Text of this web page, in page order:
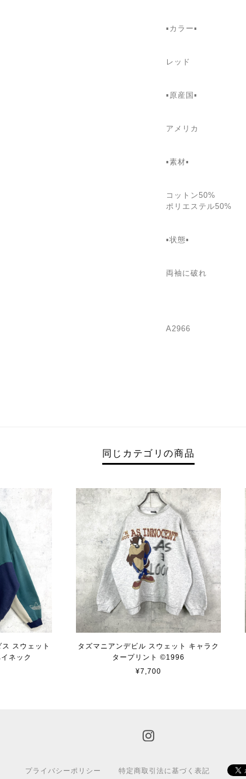
▪️カラー▪️
レッド
▪️原産国▪️
アメリカ
▪️素材▪️
コットン50%
ポリエステル50%
▪️状態▪️
両袖に破れ
A2966
同じカテゴリの商品
スウェット
ネック
タズマニアンデビル スウェット キャラク
タープリント ©︎1996
¥7,700
プライバシーポリシー 特定商取引法に基づく表記